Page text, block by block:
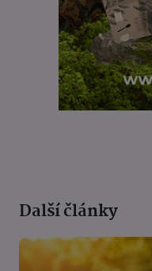
Další články